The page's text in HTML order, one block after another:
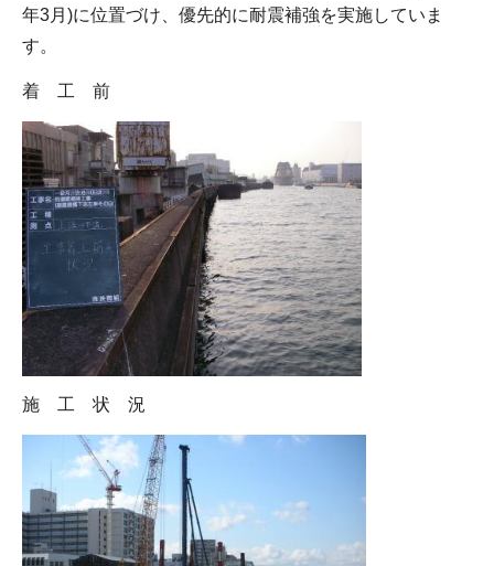
年3月)に位置づけ、優先的に耐震補強を実施していま
す。
着 工 前
施 工 状 況